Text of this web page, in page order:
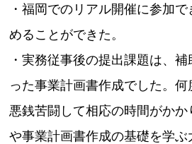
・福岡でのリアル開催に参加で
めることができ た。
・実務従事後の提出課題は、
った事業計画書作成でした。何
悪銭苦闘して相応の時間がかか
や事業計画書作成の基礎を学ぶ